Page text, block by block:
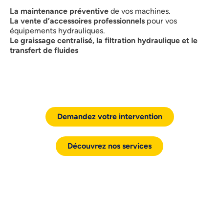
La maintenance préventive de vos machines.
La vente d’accessoires professionnels pour vos
équipements hydrauliques.
Le graissage centralisé, la filtration hydraulique et le
transfert de fluides
Demandez votre intervention
Découvrez nos services